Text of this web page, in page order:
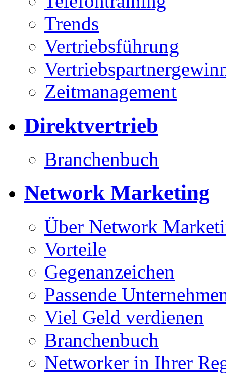
Trends
Vertriebsführung
Zeitmanagement
Direktvertrieb
Branchenbuch
Network Marketing
Über Network
Vorteile
Gegenanzeichen
Passende
Viel Geld verdienen
Branchenbuch
Networker in Ihrer